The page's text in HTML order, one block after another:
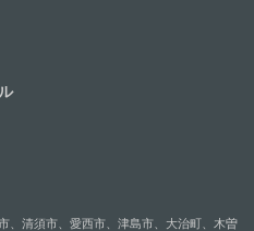
、清須市、愛西市、津島市、大治町、木曽